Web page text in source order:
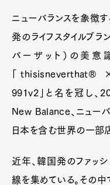
ニューバランスを象徴す
発のライフスタイルブ
バーザット）の美意
「
991v2」と名を冠し、
New Balance、ニューバ
日本を含む世界の一部
近年、韓国発のファッ
線を集めている。その中